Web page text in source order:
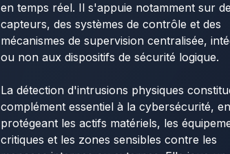
en temps réel. Il s'appuie notamment sur
capteurs, des systèmes de contrôle et des
mécanismes de supervision centralisée,
ou non aux dispositifs de sécurité logique.
La détection d'intrusions physiques
complément essentiel à la cybersécurité, en
protégeant les actifs matériels, les
critiques et les zones sensibles contre les